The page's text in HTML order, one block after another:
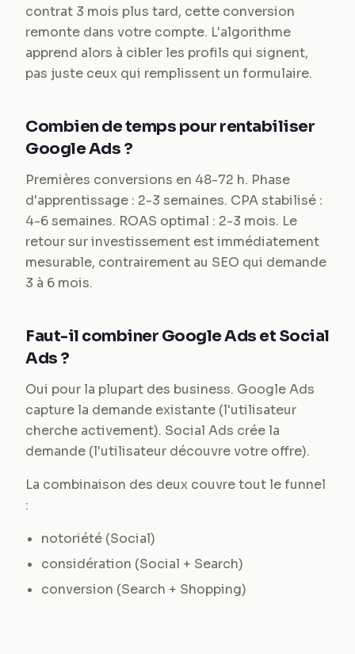
contrat 3 mois plus tard, cette conversion
remonte dans votre compte. L'algorithme
apprend alors à cibler les profils qui signent,
pas juste ceux qui remplissent un formulaire.
Combien de temps pour rentabiliser
Google Ads ?
Premières conversions en 48-72 h. Phase
d'apprentissage : 2-3 semaines. CPA stabilisé :
4-6 semaines. ROAS optimal : 2-3 mois. Le
retour sur investissement est immédiatement
mesurable, contrairement au SEO qui demande
3 à 6 mois.
Faut-il combiner Google Ads et Social
Ads ?
Oui pour la plupart des business. Google Ads
capture la demande existante (l'utilisateur
cherche activement). Social Ads crée la
demande (l'utilisateur découvre votre offre).
La combinaison des deux couvre tout le funnel
:
notoriété (Social)
considération (Social + Search)
conversion (Search + Shopping)